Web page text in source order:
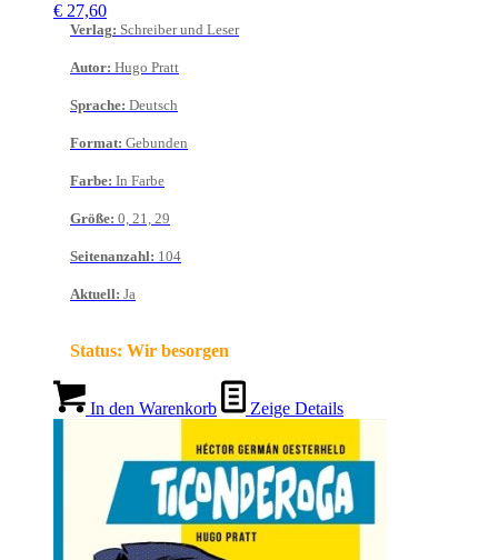
€ 27,60
Verlag: Schreiber und Leser
Autor: Hugo Pratt
Sprache: Deutsch
Format: Gebunden
Farbe: In Farbe
Größe: 0, 21, 29
Seitenanzahl: 104
Aktuell: Ja
Status: Wir besorgen
In den Warenkorb Zeige Details